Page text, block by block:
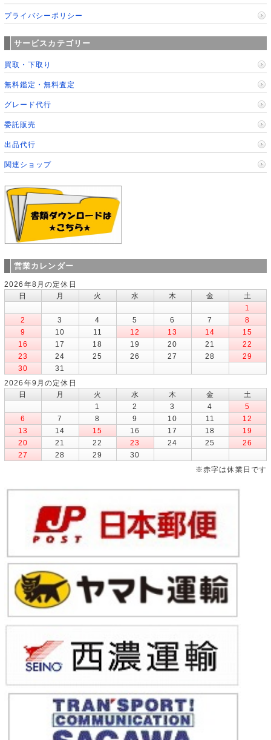
プライバシーポリシー
サービスカテゴリー
買取・下取り
無料鑑定・無料査定
グレード代行
委託販売
出品代行
関連ショップ
営業カレンダー
2026年8月の定休日
日
月 火 水 木 金
土
1
2
3 4 5 6 7
8
9
10 11 12 13 14
15
16
17 18 19 20 21
22
23
24 25 26 27 28
29
30
31
2026年9月の定休日
日
月 火 水 木 金
土
1
2 3 4
5
6
7 8 9 10 11
12
13
14 15 16 17 18
19
20
21 22 23 24 25
26
27
28 29
30
※赤字は休業日です